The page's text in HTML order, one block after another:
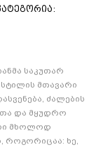
საკუთარ
მთავარი
ძალების
და მყუდრო
მხოლოდ
როგორიცაა: ხე,